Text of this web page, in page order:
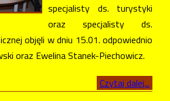
specjalisty ds. turystyki
oraz specjalisty ds.
objęli w dniu 15.01. odpowiednio
oraz Ewelina Stanek-Piechowicz.
Czytaj dalej...